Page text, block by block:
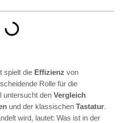
spielt die Effizienz von
Rolle für die
untersucht den Vergleich
und der klassischen Tastatur.
wird, lautet: Was ist in der